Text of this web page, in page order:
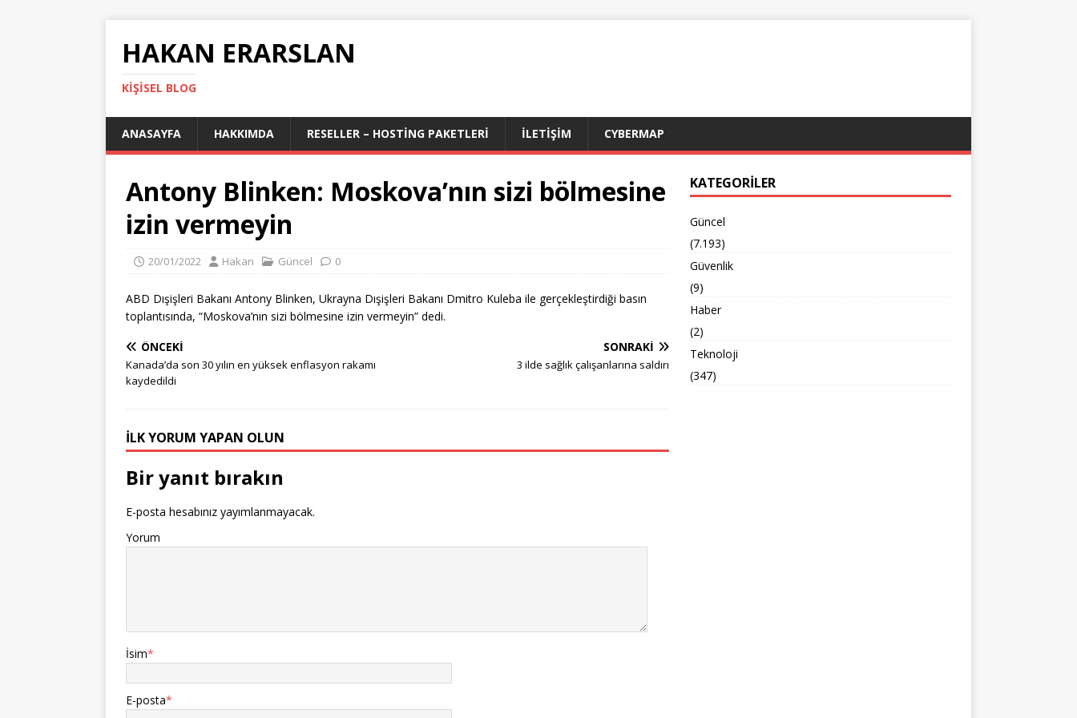
HAKAN ERARSLAN
KIŞISEL BLOG
ANASAYFA HAKKIMDA RESELLER – HOSTING PAKETLERI İLETIŞIM CYBERMAP
Antony Blinken: Moskova’nın sizi bölmesine
izin vermeyin
20/01/2022 Hakan Güncel 0
ABD Dışişleri Bakanı Antony Blinken, Ukrayna Dışişleri Bakanı Dmitro Kuleba ile gerçekleştirdiği basın
toplantısında, “Moskova’nın sizi bölmesine izin vermeyin” dedi.
ÖNCEKI
Kanada’da son 30 yılın en yüksek enflasyon rakamı
kaydedildi
SONRAKI
3 ilde sağlık çalışanlarına saldırı
İLK YORUM YAPAN OLUN
Bir yanıt bırakın
E-posta hesabınız yayımlanmayacak.
Yorum
İsim*
E-posta*
KATEGORILER
Güncel
(7.193)
Güvenlik
(9)
Haber
(2)
Teknoloji
(347)